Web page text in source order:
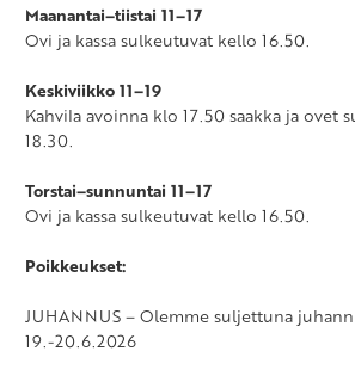
Maanantai–tiistai 11–17
Ovi ja kassa sulkeutuvat kello 16.50.
Keskiviikko 11–19
Kahvila avoinna klo 17.50 saakka ja ovet
18.30.
Torstai–sunnuntai 11–17
Ovi ja kassa sulkeutuvat kello 16.50.
Poikkeukset:
JUHANNUS – Olemme suljettuna
19.-20.6.2026